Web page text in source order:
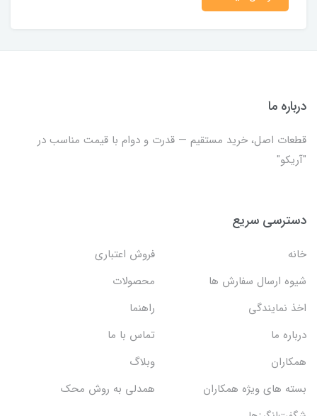
درباره ما
قطعات اصل، خرید مستقیم — قدرت و دوام با قیمت مناسب در
"آریکو"
دسترسی سریع
خانه
فروش اعتباری
شیوه ارسال سفارش ها
محصولات
اخذ نمایندگی
راهنما
درباره ما
تماس با ما
همکاران
وبلاگ
بسته های ویژه همکاران
همدلی به روش محک